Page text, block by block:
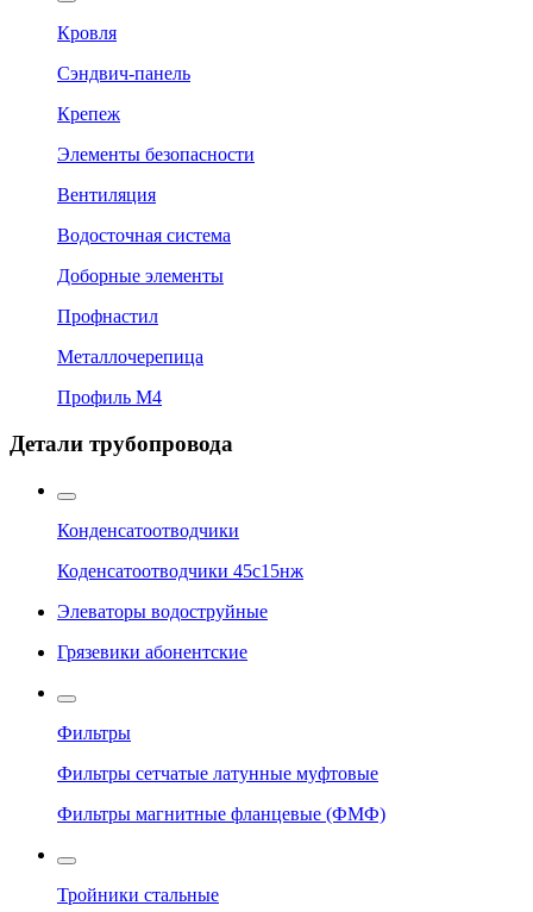
Кровля
Сэндвич-панель
Крепеж
Элементы безопасности
Вентиляция
Водосточная система
Доборные элементы
Профнастил
Металлочерепица
Профиль М4
Детали трубопровода
Конденсатоотводчики
Коденсатоотводчики 45с15нж
Элеваторы водоструйные
Грязевики абонентские
Фильтры
Фильтры сетчатые латунные муфтовые
Фильтры магнитные фланцевые (ФМФ)
Тройники стальные